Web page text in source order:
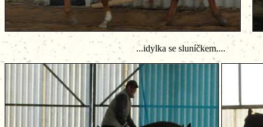
...idylka se sluníčkem....